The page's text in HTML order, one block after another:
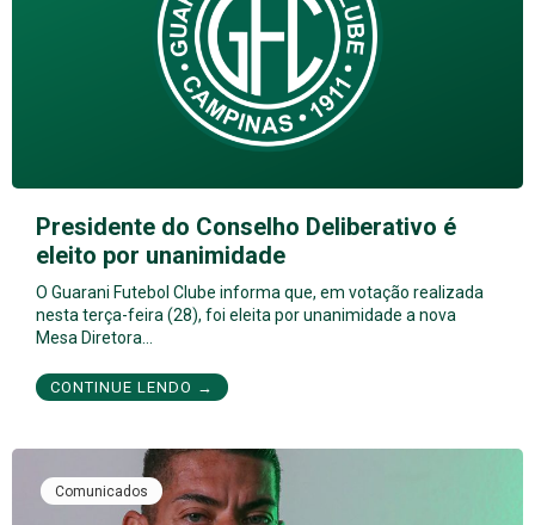
Presidente do Conselho Deliberativo é
eleito por unanimidade
O Guarani Futebol Clube informa que, em votação realizada
nesta terça-feira (28), foi eleita por unanimidade a nova
Mesa Diretora…
CONTINUE LENDO →
Comunicados